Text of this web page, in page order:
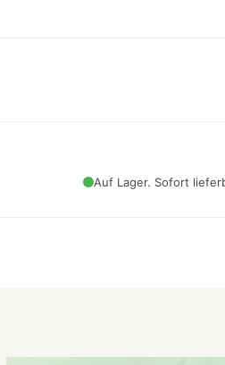
Auf Lager. Sofort